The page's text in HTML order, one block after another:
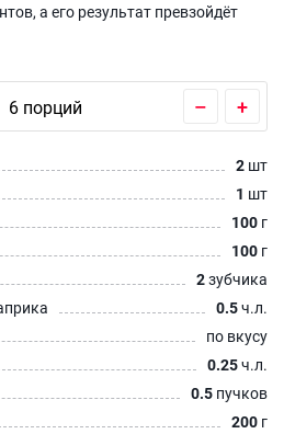
а его результат превзойдёт
– +
2 шт
1 шт
100 г
100 г
2зубчика
0.5ч.л.
по вкусу
0.25ч.л.
0.5 пучков
200 г